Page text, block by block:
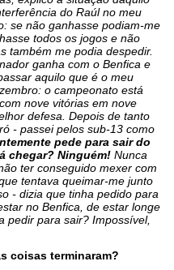
do Raúl no meu
se não ganhasse podiam-me
todos os jogos e não
também me podia despedir.
ganha com o Benfica e
aquilo que é o meu
o campeonato está
nove vitórias em nove
defesa. Depois de tanto
- passei pelos sub-13 como
pede para sair do
chegar? Ninguém! Nunca
ter conseguido mexer com
tentava queimar-me junto
- dizia que tinha pedido para
no Benfica, de estar longe
pedir para sair? Impossível,
coisas terminaram?